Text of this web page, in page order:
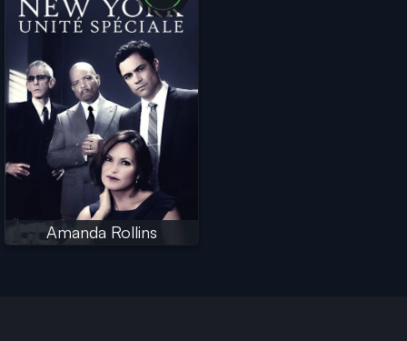
Amanda Rollins